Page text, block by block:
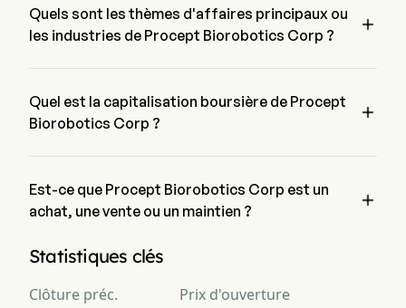
Quels sont les thèmes d'affaires principaux ou
les industries de Procept Biorobotics Corp ?

Quel est la capitalisation boursière de Procept
Biorobotics Corp ?

Est-ce que Procept Biorobotics Corp est un
achat, une vente ou un maintien ?

notations d'analystes pour Procept Biorobotics Corp, y
forte
Statistiques clés
Clôture préc. Prix d'ouverture